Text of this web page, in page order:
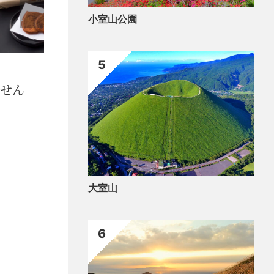
「熟うま」「やぶ北 天下一」
小室山公園
大室山
5
6